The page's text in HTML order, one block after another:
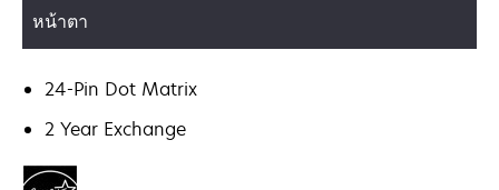
หน้าตา
24-Pin Dot Matrix
2 Year Exchange